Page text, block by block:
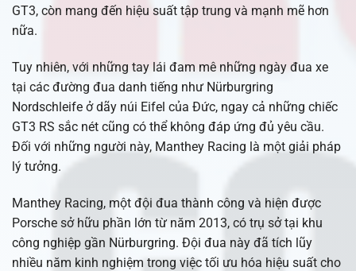
GT3, còn mang đến hiệu suất tập trung và mạnh mẽ hơn
nữa.
Tuy nhiên, với những tay lái đam mê những ngày đua xe
tại các đường đua danh tiếng như Nürburgring
Nordschleife ở dãy núi Eifel của Đức, ngay cả những chiếc
GT3 RS sắc nét cũng có thể không đáp ứng đủ yêu cầu.
Đối với những người này, Manthey Racing là một giải pháp
lý tưởng.
Manthey Racing, một đội đua thành công và hiện được
Porsche sở hữu phần lớn từ năm 2013, có trụ sở tại khu
công nghiệp gần Nürburgring. Đội đua này đã tích lũy
nhiều năm kinh nghiệm trong việc tối ưu hóa hiệu suất cho